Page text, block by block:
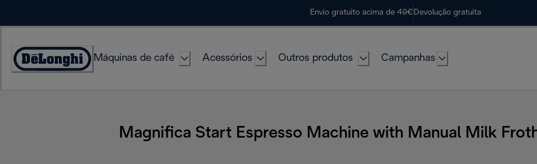
Envio gratuito acima de 49€ Devolução gratuita
Accessibility
Máquinas de café Acessórios Outros produtos Campanhas
Magnifica Start Espresso Machine with Manual Milk